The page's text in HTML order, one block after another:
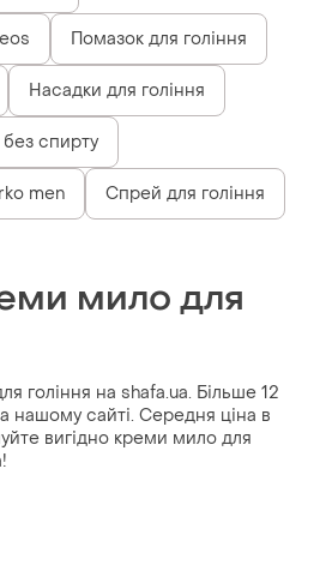
Помазок для гоління
Насадки для гоління
без спирту
men Спрей для гоління
мило для
гоління на shafa.ua. Більше 12
нашому сайті. Середня ціна в
вигідно креми мило для